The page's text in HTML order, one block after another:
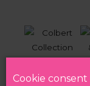
Cookie consent